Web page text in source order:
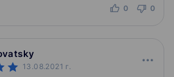
физики, то в этом блоке
платформе Arduino и о том, что
знаниями кода. А также
0 0
13.08.2021 г.